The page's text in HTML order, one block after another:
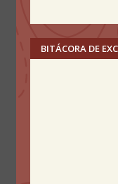
BITÁCORA DE